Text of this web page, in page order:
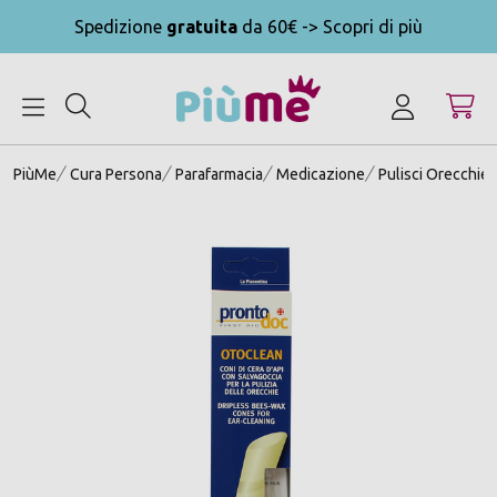
Spedizione gratuita da 60€ -> Scopri di più
PiùMe Cura Persona Parafarmacia Medicazione Pulisci Orecchie